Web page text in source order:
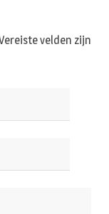
velden zijn